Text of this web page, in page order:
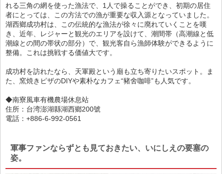
れる三角の網を使った漁法で、1人で操ることができ、初期の居住
者にとっては、この方法での漁が重要な収入源となっていました。
湖西鄉成功村は、この伝統的な漁法が徐々に廃れていくことを嘆
き、近年、レジャーと観光のエリアを設けて、潮間帯（高潮線と低
潮線との間の帯状の部分）で、観光客自ら漁師体験ができるように
整備。これは挑戦する価値大です。
成功村を訪れたなら、天軍殿という廟も立ち寄りたいスポット。ま
た、窯焼きピザのDIYや素朴なカフェ“豬舍咖啡”も人気です。
◆南寮風車有機農場休息站
住所：台湾澎湖縣湖西鄉200號
電話：+886-6-992-0561
軍事ファンならずとも見ておきたい、いにしえの要塞の
姿。